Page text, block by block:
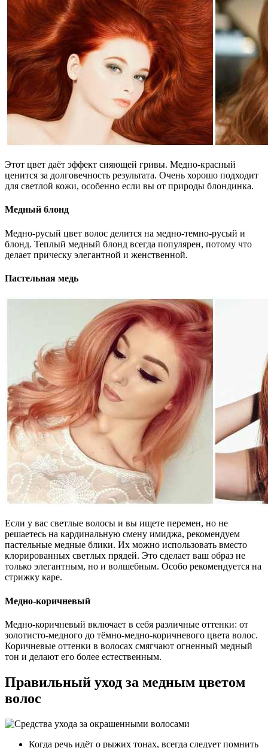
Этот цвет даёт эффект сияющей гривы. Медно-красный
ценится за долговечность результата. Очень хорошо подходит
для светлой кожи, особенно если вы от природы блондинка.
Медный блонд
Медно-русый цвет волос делится на медно-темно-русый и
блонд. Теплый медный блонд всегда популярен, потому что
делает прическу элегантной и женственной.
Пастельная медь
Если у вас светлые волосы и вы ищете перемен, но не
решаетесь на кардинальную смену имиджа, рекомендуем
пастельные медные блики. Их можно использовать вместо
клорированных светлых прядей. Это сделает ваш образ не
только элегантным, но и волшебным. Особо рекомендуется на
стрижку каре.
Медно-коричневый
Медно-коричневый включает в себя различные оттенки: от
золотисто-медного до тёмно-медно-коричневого цвета волос.
Коричневые оттенки в волосах смягчают огненный медный
тон и делают его более естественным.
Правильный уход за медным цветом
волос
Когда речь идёт о рыжих тонах, всегда следует помнить